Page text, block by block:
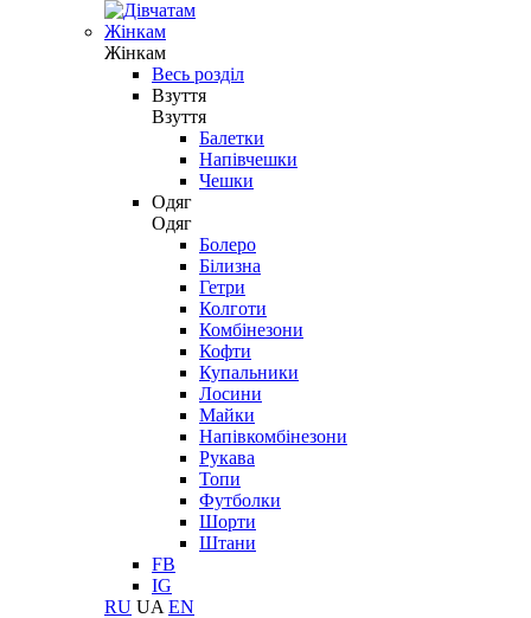
Жінкам
Жінкам
Весь розділ
Взуття
Взуття
Балетки
Напівчешки
Чешки
Одяг
Одяг
Болеро
Білизна
Гетри
Колготи
Комбінезони
Кофти
Купальники
Лосини
Майки
Напівкомбінезони
Рукава
Топи
Футболки
Шорти
Штани
FB
IG
RU UA EN